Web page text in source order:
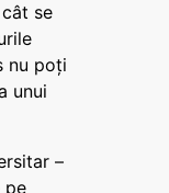
se
nu poți
unui
–
pe